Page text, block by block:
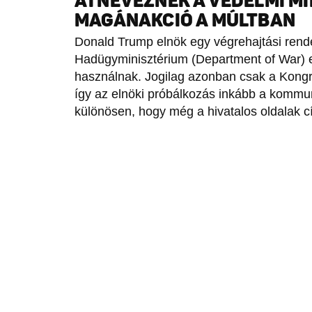
MAGÁNAKCIÓ A MÚLTBAN
Donald Trump elnök egy végrehajtási
Hadügyminisztérium (Department of
használnak. Jogilag azonban csak a
így az elnöki próbálkozás inkább a
különösen, hogy még a hivatalos oldalak